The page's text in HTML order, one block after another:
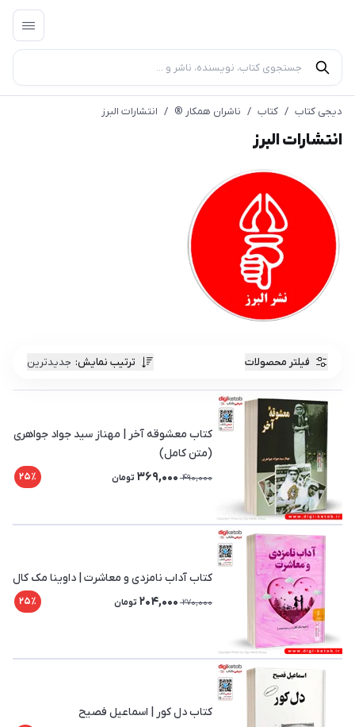
دیجی کتاب / کتاب / ناشران همکار ®️ / انتشارات البرز
انتشارات البرز
فیلتر محصولات ترتیب نمایش: جدیدترین
کتاب معشوقه آخر | مهناز سید جواد جواهری
(متن کامل)
490,000
369,000 تومان 25٪
کتاب آداب نامزدی و معاشرت | داوینا مک کال
270,000
204,000 تومان 25٪
کتاب دل کور | اسماعیل فصیح